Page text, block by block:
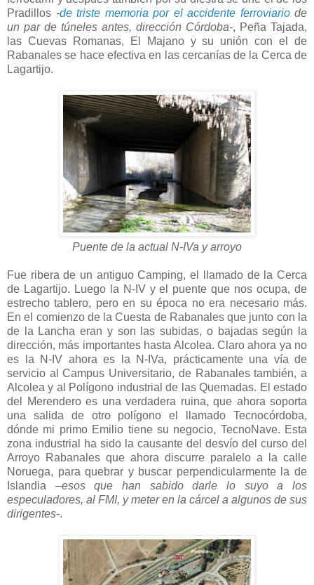
Pradillos -de triste memoria por el accidente ferroviariode
un par de túneles antes, dirección Córdoba-, Peña Tajada,
las Cuevas Romanas, El Majano y su unión con el de
Rabanales se hace efectiva en las cercanías de la Cerca de
Lagartijo.
Puente de la actual N-IVa y arroyo
Fue ribera de un antiguo Camping, el llamado de la Cerca
de Lagartijo. Luego la N-IV y el puente que nos ocupa, de
estrecho tablero, pero en su época no era necesario más.
En el comienzo de la Cuesta de Rabanales que junto con la
de la Lancha eran y son las subidas, o bajadas según la
dirección, más importantes hasta Alcolea. Claro ahora ya no
es la N-IV ahora es la N-IVa, prácticamente una vía de
servicio al Campus Universitario, de Rabanales también, a
Alcolea y al Polígono industrial de las Quemadas. El estado
del Merendero es una verdadera ruina, que ahora soporta
una salida de otro polígono el llamado Tecnocórdoba,
dónde mi primo Emilio tiene su negocio, TecnoNave. Esta
zona industrial ha sido la causante del desvío del curso del
Arroyo Rabanales que ahora discurre paralelo a la calle
Noruega, para quebrar y buscar perpendicularmente la de
Islandia –esos que han sabido darle lo suyo a los
especuladores, al FMI, y meter en la cárcel a algunos de sus
dirigentes-.